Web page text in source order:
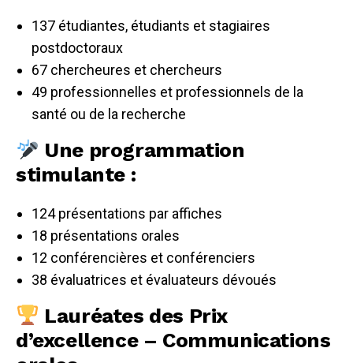
137 étudiantes, étudiants et stagiaires
postdoctoraux
67 chercheures et chercheurs
49 professionnelles et professionnels de la
santé ou de la recherche
Une programmation
stimulante :
124 présentations par affiches
18 présentations orales
12 conférencières et conférenciers
38 évaluatrices et évaluateurs dévoués
Lauréates des Prix
d’excellence – Communications